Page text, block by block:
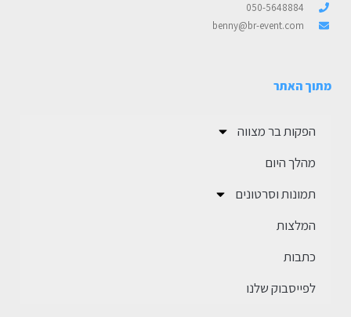
050-5648884
benny@br-event.com
מתוך האתר
הפקות בר מצווה
מהלך היום
תמונות וסרטונים
המלצות
כתבות
לפייסבוק שלנו